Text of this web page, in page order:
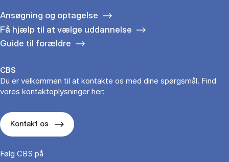
Ansøgning og optagelse
Få hjælp til at vælge uddannelse
Guide til forældre
CBS
Du er velkommen til at kontakte os med dine spørgsmål. Find
vores kontaktoplysninger her:
Kontakt os
Følg CBS på